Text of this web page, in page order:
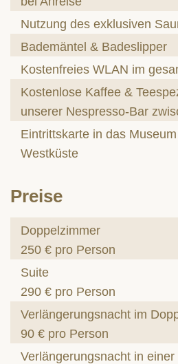
Nutzung des exklusiven
Bademäntel & Badeslipper
Kostenfreies WLAN im
Kostenlose Kaffee &
unserer Nespresso-Bar
Eintrittskarte in das
Westküste
Preise
Doppelzimmer
250 € pro Person
Suite
290 € pro Person
Verlängerungsnacht im
90 € pro Person
Verlängerungsnacht in einer